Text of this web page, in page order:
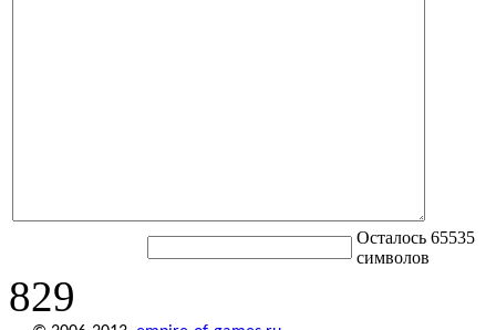
Осталось 65535
символов
829